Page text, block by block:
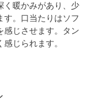
く暖かみがあり、少
す。口当たりはソフ
感じさせます。タン
じられます。